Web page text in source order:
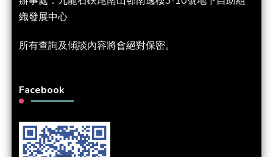
織發展中心
所有查詢及傾談內容將會絕對保密。
Facebook